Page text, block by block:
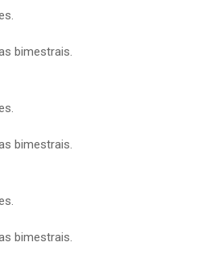
bimestrais.
bimestrais.
bimestrais.